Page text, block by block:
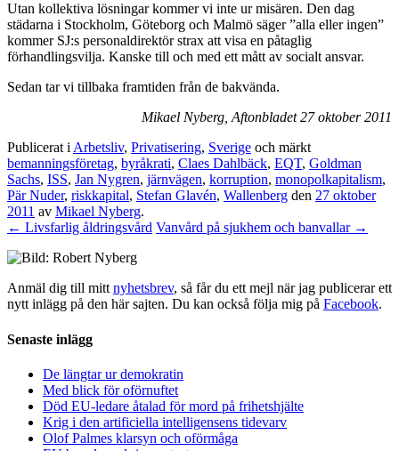
Utan kollektiva lösningar kommer vi inte ur misären. Den dag
städarna i Stockholm, Göteborg och Malmö säger ”alla eller ingen”
kommer SJ:s personaldirektör strax att visa en påtaglig
förhandlingsvilja. Kanske till och med ett mått av socialt ansvar.
Sedan tar vi tillbaka framtiden från de bakvända.
Mikael Nyberg, Aftonbladet 27 oktober 2011
Publicerat i Arbetsliv, Privatisering, Sverige och märkt
bemanningsföretag, byråkrati, Claes Dahlbäck, EQT, Goldman
Sachs, ISS, Jan Nygren, järnvägen, korruption, monopolkapitalism,
Pär Nuder, riskkapital, Stefan Glavén, Wallenberg den 27 oktober
2011 av Mikael Nyberg.
← Livsfarlig åldringsvård Vanvård på sjukhem och banvallar →
Anmäl dig till mitt nyhetsbrev, så får du ett mejl när jag publicerar ett
nytt inlägg på den här sajten. Du kan också följa mig på Facebook.
Senaste inlägg
De längtar ur demokratin
Med blick för oförnuftet
Död EU-ledare åtalad för mord på frihetshjälte
Krig i den artificiella intelligensens tidevarv
Olof Palmes klarsyn och oförmåga